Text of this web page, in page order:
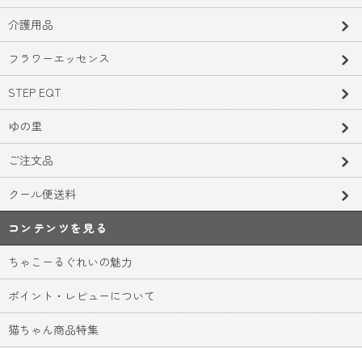
介護用品
フラワーエッセンス
STEP EQT
ゆの里
ご注文品
クール便送料
コンテンツを見る
ちゃこーるぐれいの魅力
ポイント・レビューについて
猫ちゃん商品特集